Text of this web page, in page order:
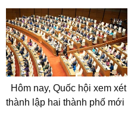
Hôm nay, Quốc hội xem xét
thành lập hai thành phố mới